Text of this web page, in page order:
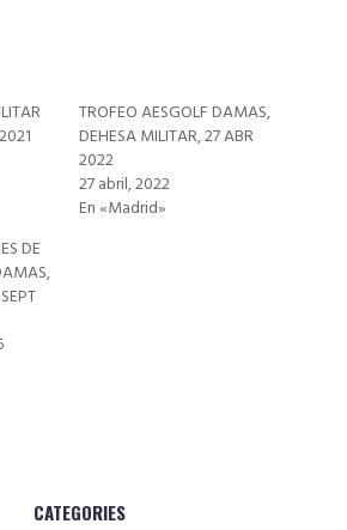
TROFEO AESGOLF DAMAS,
DEHESA MILITAR, 27 ABR
2022
27 abril, 2022
En «Madrid»
DE
CATEGORIES